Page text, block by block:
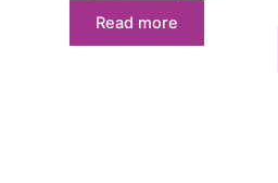
Read more